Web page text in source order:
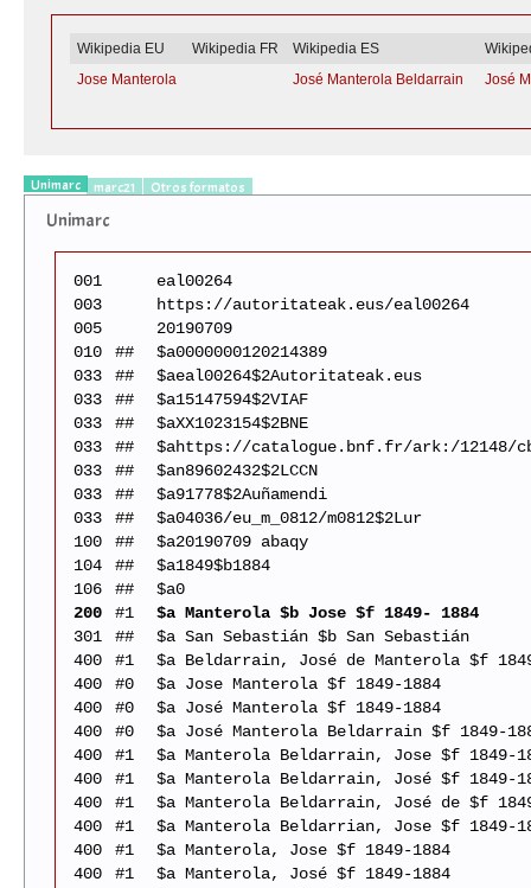
Wikipedia EU Wikipedia FR Wikipedia ES
Jose Manterola
José Manterola Beldarrain José
Unimarc marc21 Otros formatos
Unimarc
001
eal00264
003
https://autoritateak.eus/eal00264
005
20190709
010
##
$a0000000120214389
033
##
$aeal00264$2Autoritateak.eus
033
##
$a15147594$2VIAF
033
##
$aXX1023154$2BNE
033
##
$ahttps://catalogue.bnf.fr/ark:/12148/
033
##
$an89602432$2LCCN
033
##
$a91778$2Auñamendi
033
##
$a04036/eu_m_0812/m0812$2Lur
100
##
$a20190709 abaqy
104
##
$a1849$b1884
106
##
$a0
200
#1
$a Manterola $b Jose $f 1849- 1884
301
##
$a San Sebastián $b San Sebastián
400
#1
$a Beldarrain, José de Manterola $f
400
#0
$a Jose Manterola $f 1849-1884
400
#0
$a José Manterola $f 1849-1884
400
#0
$a José Manterola Beldarrain $f 1849-
400
#1
$a Manterola Beldarrain, Jose $f 1849-
400
#1
$a Manterola Beldarrain, José $f 1849-
400
#1
$a Manterola Beldarrain, José de $f
400
#1
$a Manterola Beldarrian, Jose $f 1849-
400
#1
$a Manterola, Jose $f 1849-1884
400
#1
$a Manterola, José $f 1849-1884